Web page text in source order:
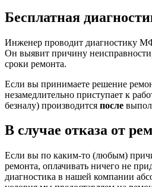
Бесплатная
Инженер проводит диагностику
Он выявит причину
сроки ремонта.
Если вы принимаете решение
незамедлительно приступает к
безналу) производится после
В случае отказа от
Если вы по каким-то (любым)
ремонта, оплачивать ничего не
диагностика в нашей компании